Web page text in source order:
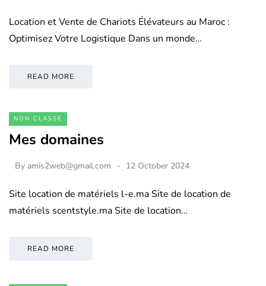
Location et Vente de Chariots Élévateurs au Maroc :
Optimisez Votre Logistique Dans un monde…
READ MORE
NON CLASSÉ
Mes domaines
By amis2web@gmail.com 12 October 2024
Site location de matériels l-e.ma Site de location de
matériels scentstyle.ma Site de location…
READ MORE